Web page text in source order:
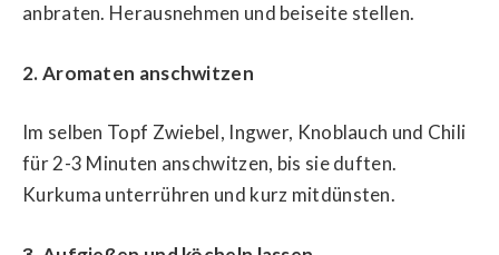
anbraten. Herausnehmen und beiseite stellen.
2. Aromaten anschwitzen
Im selben Topf Zwiebel, Ingwer, Knoblauch und Chili
für 2-3 Minuten anschwitzen, bis sie duften.
Kurkuma unterrühren und kurz mitdünsten.